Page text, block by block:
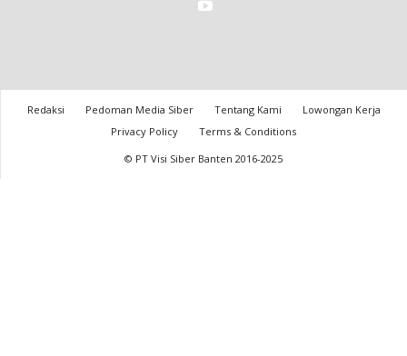
Redaksi Pedoman Media Siber Tentang Kami
Lowongan Kerja
Privacy Policy
Terms & Conditions
© PT Visi Siber Banten 2016-2025